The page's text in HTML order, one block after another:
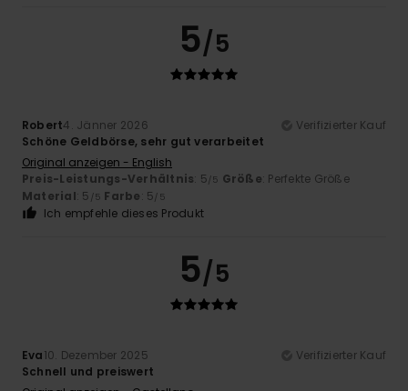
5/5
Robert4. Jänner 2026
Verifizierter Kauf
Schöne Geldbörse, sehr gut verarbeitet
Original anzeigen - English
Preis-Leistungs-Verhältnis: 5/5 Größe: Perfekte Größe
Material: 5 /5 Farbe: 5/5
Ich empfehle dieses Produkt
5/5
Eva10. Dezember 2025
Verifizierter Kauf
Schnell und preiswert